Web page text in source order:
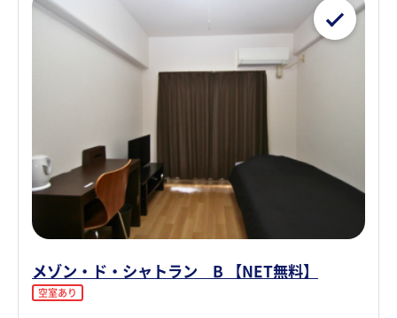
メゾン・ド・シャトラン B 【NET無料】
空室あり